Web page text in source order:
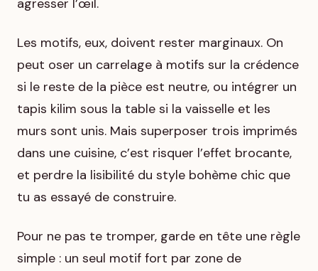
Les motifs, eux, doivent rester marginaux. On
peut oser un carrelage à motifs sur la crédence
si le reste de la pièce est neutre, ou intégrer un
tapis kilim sous la table si la vaisselle et les
murs sont unis. Mais superposer trois imprimés
dans une cuisine, c’est risquer l’effet brocante,
et perdre la lisibilité du style bohème chic que
tu as essayé de construire.
Pour ne pas te tromper, garde en tête une règle
simple : un seul motif fort par zone de